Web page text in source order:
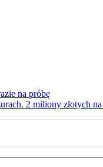
na próbę
2 miliony złotych